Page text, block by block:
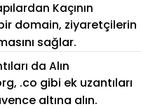
Kaçının
domain, ziyaretçilerin
sağlar.
da Alın
.co gibi ek uzantıları
altına alın.